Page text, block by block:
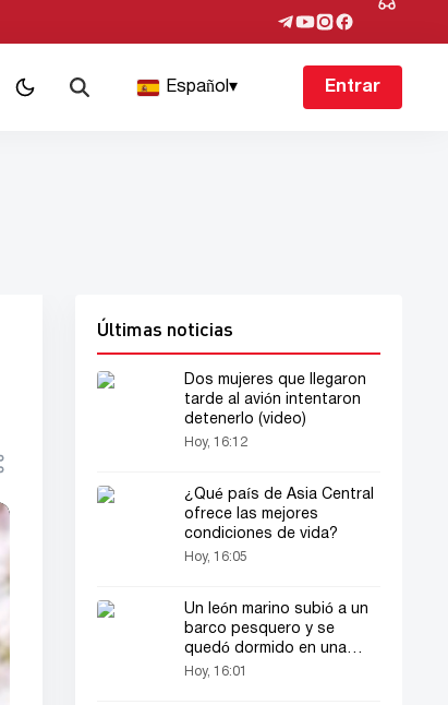
Español▾ Entrar
Últimas noticias
Dos mujeres que llegaron
tarde al avión intentaron
detenerlo (video)
Hoy, 16:12
¿Qué país de Asia Central
ofrece las mejores
condiciones de vida?
Hoy, 16:05
Un león marino subió a un
barco pesquero y se
quedó dormido en una
cama
Hoy, 16:01